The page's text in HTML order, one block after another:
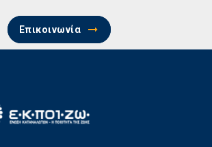
Επικοινωνία